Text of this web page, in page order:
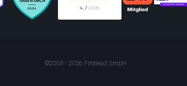
©2003 - 2026 Firstlead GmbH